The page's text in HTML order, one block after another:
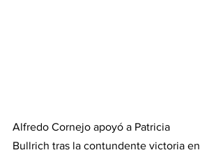
Alfredo Cornejo apoyó a Patricia
Bullrich tras la contundente victoria en